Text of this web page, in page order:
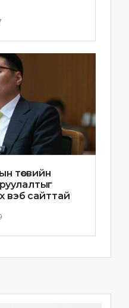
төсвийн
вэб сайттай